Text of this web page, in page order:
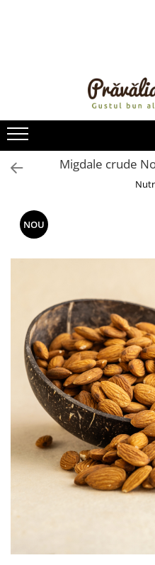
ULEIURI ȘI UNTURI
MĂSLINE
NUCI ȘI SEMINȚE
FRUCTE DESHIDRATATE
FRUCTE LA CONSERVĂ
OȚETURI ȘI SOSURI
OREZ ȘI CEREALE
PASTE
CREME ȘI PASTE TARTINABILE
CONDIMENTE
CEAIURI GRECEȘTI
CIOCOLATĂ ȘI CACAO
HEALTHY SNACKS
SUPERALIMENTE
LACTATE
BACANIE
PRODUSE ECO / ORGANICE
PRODUSE ROMÂNEȘTI
REMEDII NATURISTE
Migdale crude
NOU